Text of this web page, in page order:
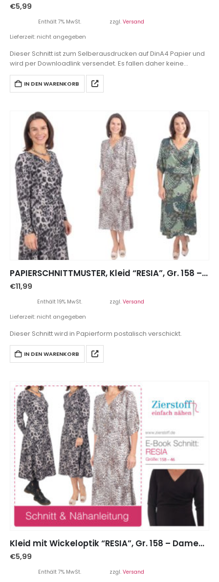
€5,99
Enthält 7% MwSt. zzgl. Versand
Lieferzeit: nicht angegeben
Dieser Schnitt ist zum Selberausdrucken auf DinA4 Papier und
wird per Downloadlink versendet. Es fallen daher keine
Versandkosten an.
IN DEN WARENKORB
PAPIERSCHNITTMUSTER, Kleid “RESIA”, Gr. 158 – Damengr. 46
€11,99
Enthält 19% MwSt. zzgl. Versand
Lieferzeit: nicht angegeben
Dieser Schnitt wird in Papierform postalisch verschickt.
IN DEN WARENKORB
Kleid mit Wickeloptik “RESIA”, Gr. 158 – Damengr. 46
€5,99
Enthält 7% MwSt. zzgl. Versand